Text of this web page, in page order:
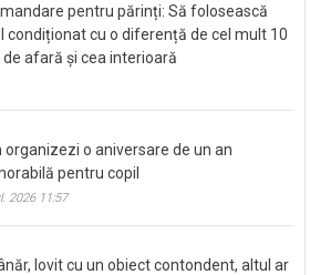
pentru părinți: Să folosească
condiționat cu o diferență de cel mult 10
afară și cea interioară
organizezi o aniversare de un an
pentru copil
2026 11:57
lovit cu un obiect contondent, altul ar